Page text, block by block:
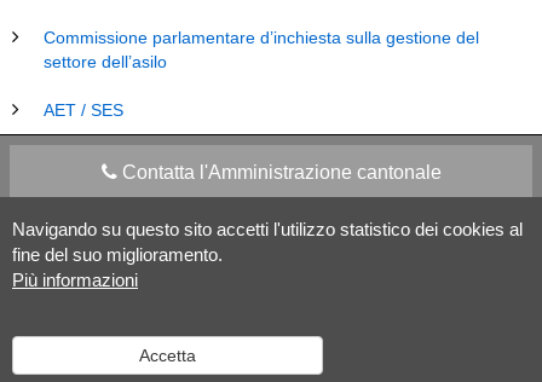
Navigando su questo sito accetti l'utilizzo statistico dei cookies al
fine del suo miglioramento.
Più informazioni
Accetta
Commissione parlamentare d’inchiesta sulla gestione del
settore dell’asilo
AET / SES
Contatta l'Amministrazione cantonale
Apps Mobile Social media
Versione desktop Informazioni legali